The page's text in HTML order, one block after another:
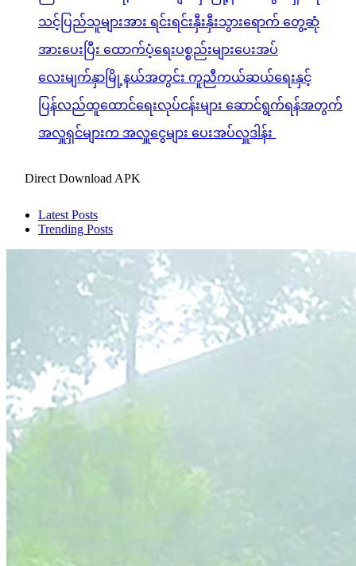
သင့်ပြည်သူများအား ရင်းရင်းနှီးနှီးသွားရောက် တွေ့ဆုံ
အားပေးပြီး ထောက်ပံ့ရေးပစ္စည်းများပေးအပ်
လေးမျက်နှာမြို့နယ်အတွင်း ကူညီကယ်ဆယ်ရေးနှင့်
ပြန်လည်ထူထောင်ရေးလုပ်ငန်းများ ဆောင်ရွက်ရန်အတွက်
အလှူရှင်များက အလှူငွေများ ပေးအပ်လှူဒါန်း
Direct Download APK
Latest Posts
Trending Posts